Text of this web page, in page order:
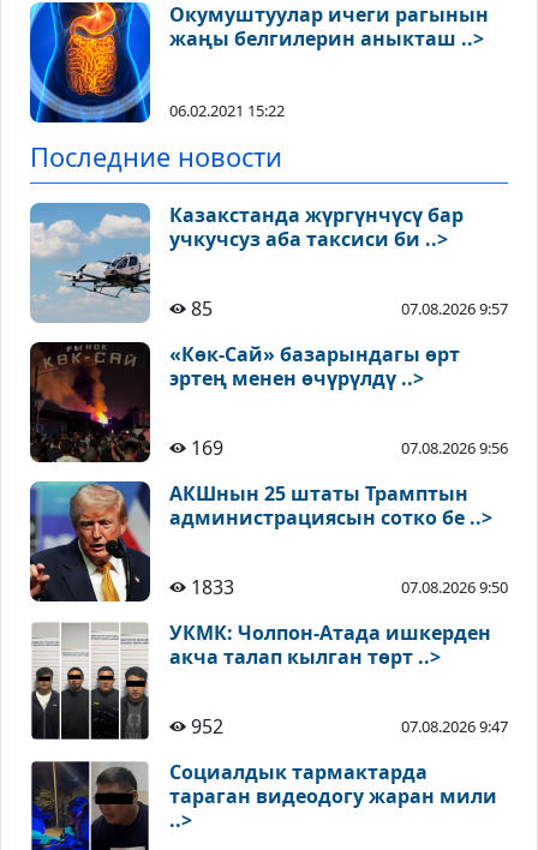
Окумуштуулар ичеги рагынын
жаңы белгилерин аныкташ ..>
06.02.2021 15:22
Последние новости
Казакстанда жүргүнчүсү бар
учкучсуз аба таксиси би ..>
85 07.08.2026 9:57
«Көк-Сай» базарындагы өрт
эртең менен өчүрүлдү ..>
169 07.08.2026 9:56
АКШнын 25 штаты Трамптын
администрациясын сотко бе ..>
1833 07.08.2026 9:50
УКМК: Чолпон-Атада ишкерден
акча талап кылган төрт ..>
952 07.08.2026 9:47
Социалдык тармактарда
тараган видеодогу жаран мили
..>